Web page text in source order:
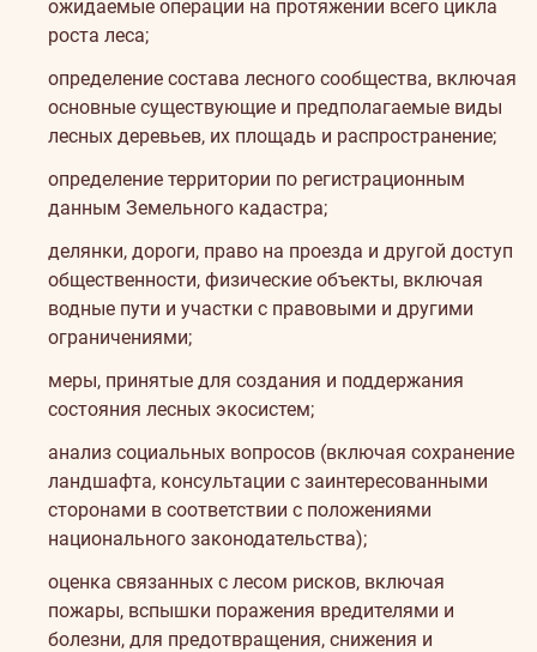
ожидаемые операции на протяжении всего цикла
роста леса;
определение состава лесного сообщества, включая
основные существующие и предполагаемые виды
лесных деревьев, их площадь и распространение;
определение территории по регистрационным
данным Земельного кадастра;
делянки, дороги, право на проезда и другой доступ
общественности, физические объекты, включая
водные пути и участки с правовыми и другими
ограничениями;
меры, принятые для создания и поддержания
состояния лесных экосистем;
анализ социальных вопросов (включая сохранение
ландшафта, консультации с заинтересованными
сторонами в соответствии с положениями
национального законодательства);
оценка связанных с лесом рисков, включая
пожары, вспышки поражения вредителями и
болезни, для предотвращения, снижения и